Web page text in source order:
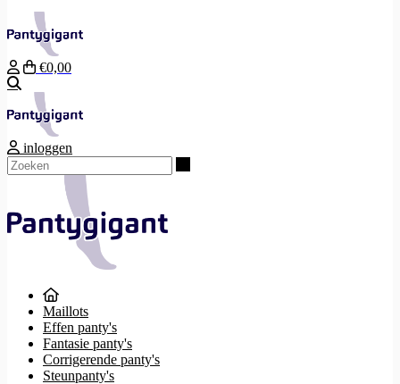
€0,00
inloggen
Maillots
Effen panty's
Fantasie panty's
Corrigerende panty's
Steunpanty's